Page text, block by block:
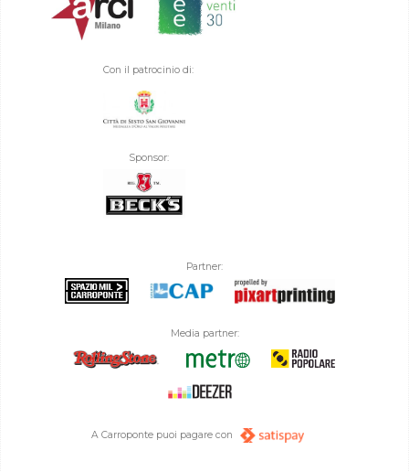
Con il patrocinio di:
Sponsor:
Partner:
Media partner:
A Carroponte puoi pagare con